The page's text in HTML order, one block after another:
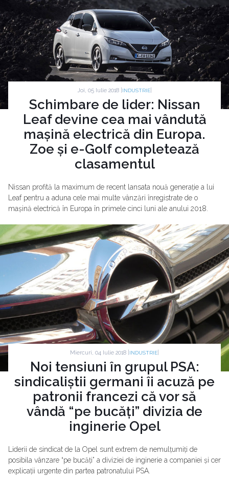
Joi, 05 Iulie 2018 | INDUSTRIE
Schimbare de lider: Nissan
Leaf devine cea mai vândută
mașină electrică din Europa.
Zoe și e-Golf completează
clasamentul
Nissan profită la maximum de recent lansata nouă generație a lui
Leaf pentru a aduna cele mai multe vânzări înregistrate de o
mașină electrică în Europa în primele cinci luni ale anului 2018.
Miercuri, 04 Iulie 2018 | INDUSTRIE
Noi tensiuni în grupul PSA:
sindicaliștii germani îi acuză pe
patronii francezi că vor să
vândă “pe bucăți” divizia de
inginerie Opel
Liderii de sindicat de la Opel sunt extrem de nemulțumiți de
posibila vânzare “pe bucăți” a diviziei de inginerie a companiei și cer
explicații urgente din partea patronatului PSA.